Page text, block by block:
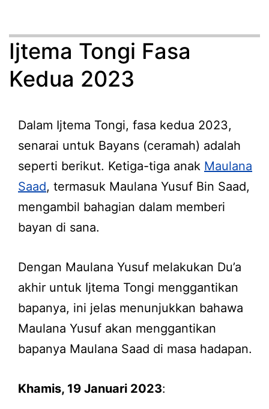
Ijtema Tongi Fasa
Kedua 2023
Dalam Ijtema Tongi, fasa kedua 2023,
senarai untuk Bayans (ceramah) adalah
seperti berikut. Ketiga-tiga anak Maulana
Saad, termasuk Maulana Yusuf Bin Saad,
mengambil bahagian dalam memberi
bayan di sana.
Dengan Maulana Yusuf melakukan Du’a
akhir untuk Ijtema Tongi menggantikan
bapanya, ini jelas menunjukkan bahawa
Maulana Yusuf akan menggantikan
bapanya Maulana Saad di masa hadapan.
Khamis, 19 Januari 2023: